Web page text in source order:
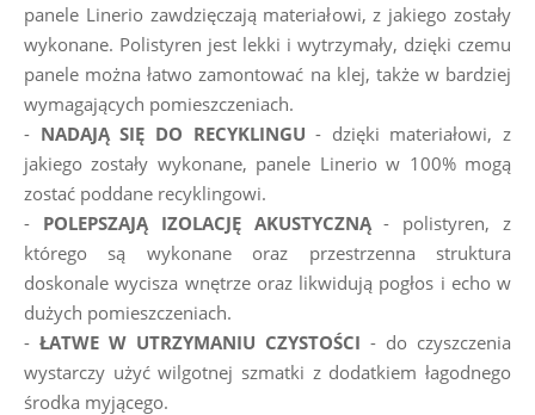
panele Linerio zawdzięczają materiałowi, z jakiego zostały
wykonane. Polistyren jest lekki i wytrzymały, dzięki czemu
panele można łatwo zamontować na klej, także w bardziej
wymagających pomieszczeniach.
- NADAJĄ SIĘ DO RECYKLINGU - dzięki materiałowi, z
jakiego zostały wykonane, panele Linerio w 100% mogą
zostać poddane recyklingowi.
- POLEPSZAJĄ IZOLACJĘ AKUSTYCZNĄ - polistyren, z
którego są wykonane oraz przestrzenna struktura
doskonale wycisza wnętrze oraz likwidują pogłos i echo w
dużych pomieszczeniach.
- ŁATWE W UTRZYMANIU CZYSTOŚCI - do czyszczenia
wystarczy użyć wilgotnej szmatki z dodatkiem łagodnego
środka myjącego.